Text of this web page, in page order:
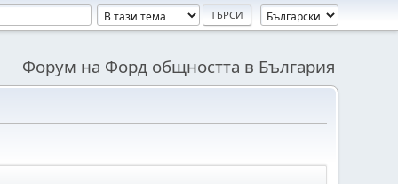
Форум на Форд общността в България